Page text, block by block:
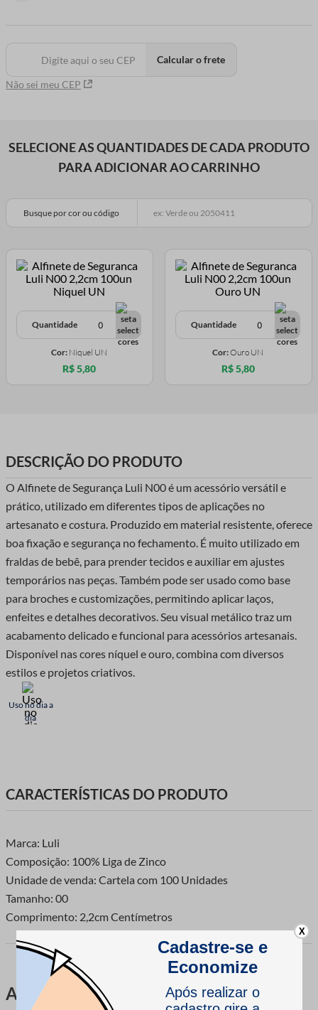
Não sei meu CEP
Calcular o frete
SELECIONE AS QUANTIDADES DE CADA PRODUTO
PARA ADICIONAR AO CARRINHO
Busque por cor ou código
Quantidade
Cor: Niquel UN
R$ 5,80
Quantidade
Cor:Ouro UN
R$ 5,80
DESCRIÇÃO DO PRODUTO
O Alfinete de Segurança Luli N00 é um acessório versátil e
prático, utilizado em diferentes tipos de aplicações no
artesanato e costura. Produzido em material resistente, oferece
boa fixação e segurança no fechamento. É muito utilizado em
fraldas de bebê, para prender tecidos e auxiliar em ajustes
temporários nas peças. Também pode ser usado como base
para broches e customizações, permitindo aplicar laços,
enfeites e detalhes decorativos. Seu visual metálico traz um
acabamento delicado e funcional para acessórios artesanais.
Disponível nas cores níquel e ouro, combina com diversos
estilos e projetos criativos.
Uso no dia a
dia
CARACTERÍSTICAS DO PRODUTO
Marca: Luli
Composição: 100% Liga de Zinco
Unidade de venda: Cartela com 100 Unidades
Tamanho: 00
Comprimento: 2,2cm Centímetros
Avaliações
X